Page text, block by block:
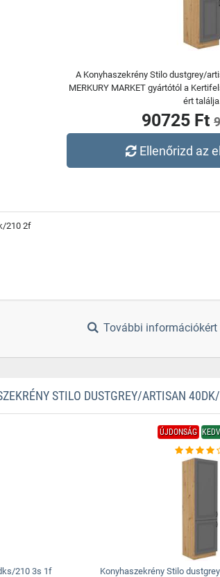
A Konyhaszekrény Stilo dustgrey/
MERKURY MARKET gyártótól a
ért
90725 Ft
Ellenőrizd az
210 2f
További
STILO DUSTGREY/ARTISAN
210 3s 1f
ÚJDONSÁG
Konyhaszekrény Stilo